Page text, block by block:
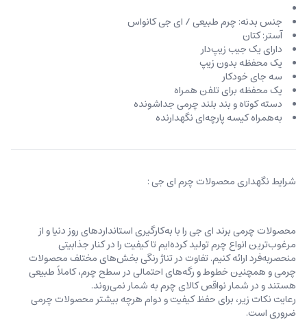
جنس بدنه: چرم طبیعی / ای جی کانواس
آستر: کتان
دارای یک جیب زیپ‌دار
یک محفظه بدون زیپ
سه جای خودکار
یک محفظه برای تلفن همراه
دسته کوتاه و بند بلند چرمی جداشونده
به‌همراه کیسه پارچه‌ای نگهدارنده
شرایط نگهداری محصولات چرم ای جی :
محصولات چرمی برند ای جی را با به‌کارگیری استانداردهای روز دنیا و از
مرغوب‌ترین انواع چرم تولید کرده‌ایم تا کیفیت را در کنار جذابیتی
منحصربه‌فرد ارائه کنیم. تفاوت در تناژ رنگی بخش‌های مختلف محصولات
چرمی و همچنین خطوط و رگه‌‌های احتمالی در سطح چرم، کاملاً طبیعی
هستند و در شمار نواقص کالای چرم به شمار نمی‌روند.
رعایت نکات زیر، برای حفظ کیفیت و دوام هرچه بیشتر محصولات چرمی
ضروری است.